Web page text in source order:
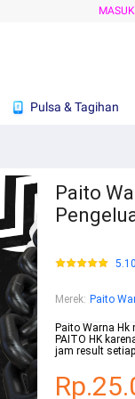
Pulsa & Tagihan
Paito
Merek: Paito
Paito Warna
PAITO HK
jam result